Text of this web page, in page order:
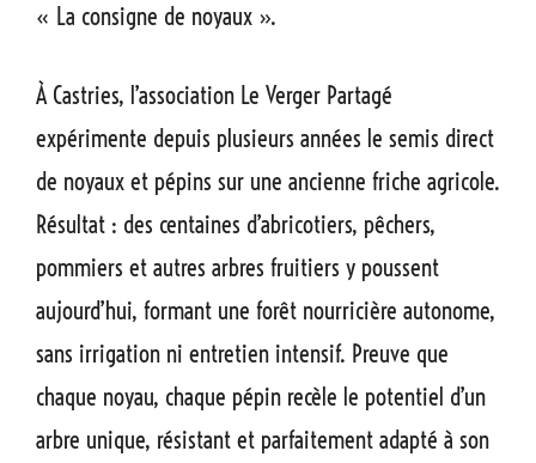
« La consigne de noyaux ».
À Castries, l’association Le Verger Partagé
expérimente depuis plusieurs années le semis direct
de noyaux et pépins sur une ancienne friche agricole.
Résultat : des centaines d’abricotiers, pêchers,
pommiers et autres arbres fruitiers y poussent
aujourd’hui, formant une forêt nourricière autonome,
sans irrigation ni entretien intensif. Preuve que
chaque noyau, chaque pépin recèle le potentiel d’un
arbre unique, résistant et parfaitement adapté à son